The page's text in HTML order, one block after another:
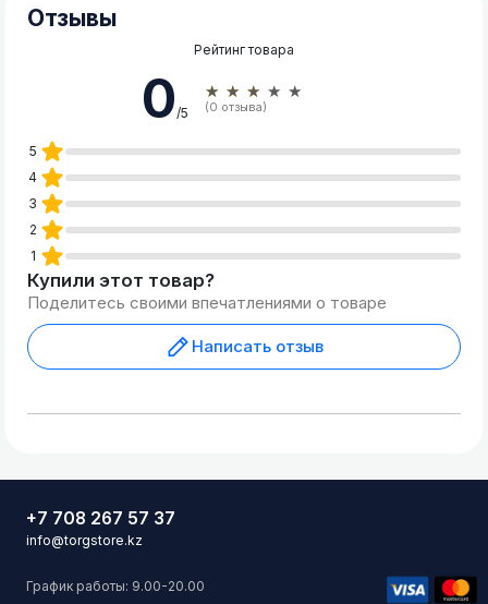
Отзывы
Рейтинг товара
0/5
★★★★★
(0 отзыва)
5
4
3
2
1
Купили этот товар?
Поделитесь своими впечатлениями о товаре
Написать отзыв
+7 708 267 57 37
info@torgstore.kz
График работы: 9.00-20.00